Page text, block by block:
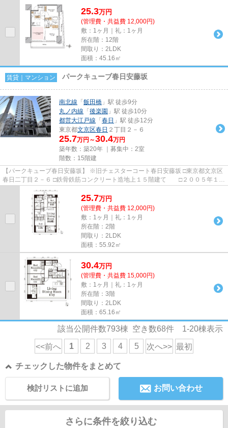
25.3万円
(管理費・共益費 12,000円)
敷：1ヶ月｜礼：1ヶ月
所在階：12階
間取り：2LDK
面積：45.16㎡
賃貸｜マンション パークキューブ春日安藤坂
南北線 「 飯田橋 」駅 徒歩9分
丸ノ内線 「 後楽園 」駅 徒歩10分
都営大江戸線 「 春日 」駅 徒歩12分
東京都文京区春日 ２丁目２－６
25.7万円～30.4万円
築年数：築20年 ｜募集中： 2室
階数：15階建
【パークキューブ春日安藤坂】 ※旧チェスターコート春日安藤坂 □東京都文京区
春日二丁目２－６ □鉄骨鉄筋コンクリート造地上１５階建て □２００５年１０
月築 春日二丁目の高台に...
25.7万円
(管理費・共益費 12,000円)
敷：1ヶ月｜礼：1ヶ月
所在階：2階
間取り：2LDK
面積：55.92㎡
30.4万円
(管理費・共益費 15,000円)
敷：1ヶ月｜礼：1ヶ月
所在階：3階
間取り：2LDK
面積：65.16㎡
該当公開件数793棟 空き数68件 1-20棟表示
<<前へ 1 2 3 4 5 次へ>> 最初
チェックした物件をまとめて
お問い合わせ
検討リストに追加
さらに条件を絞り込む